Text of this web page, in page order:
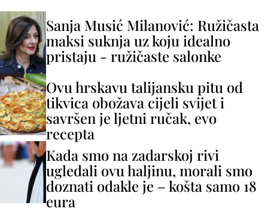
Sanja Musić Milanović: Ružičasta
maksi suknja uz koju idealno
pristaju - ružičaste salonke
Ovu hrskavu talijansku pitu od
tikvica obožava cijeli svijet i
savršen je ljetni ručak, evo
recepta
Kada smo na zadarskoj rivi
ugledali ovu haljinu, morali smo
doznati odakle je – košta samo 18
eura